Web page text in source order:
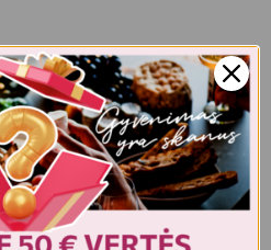
tiek skirtis nuo esančios nuotraukoje.
pakuotėje bei kitokios
produkto aprašyme, kuri pateikiama